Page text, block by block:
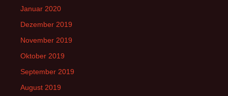
Januar 2020
Dezember 2019
November 2019
Oktober 2019
September 2019
August 2019